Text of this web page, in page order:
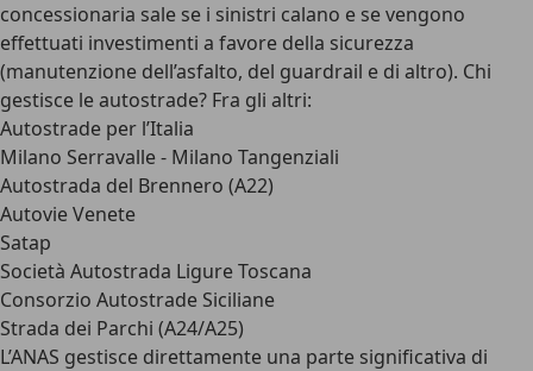
concessionaria sale se i sinistri calano e se vengono
effettuati investimenti a favore della sicurezza
(manutenzione dell’asfalto, del guardrail e di altro). Chi
gestisce le autostrade? Fra gli altri:
Autostrade per l’Italia
Milano Serravalle - Milano Tangenziali
Autostrada del Brennero (A22)
Autovie Venete
Satap
Società Autostrada Ligure Toscana
Consorzio Autostrade Siciliane
Strada dei Parchi (A24/A25)
L’ANAS gestisce direttamente una parte significativa di